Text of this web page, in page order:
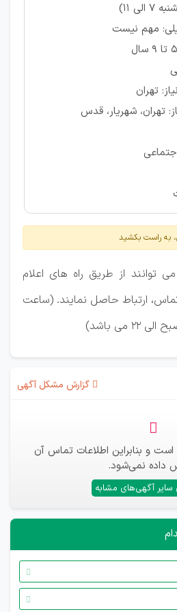
مهم نیست
تهران
تهران، شهریار، قدس
به راست بکشید
توانند از طریق راه های اعلام
ارتباط حاصل نمایند. (ساعت
گزارش مشکل آگهی
و بنابراین اطلاعات تماس آن
داده نمی‌شود.
آگهی‌های مشابه